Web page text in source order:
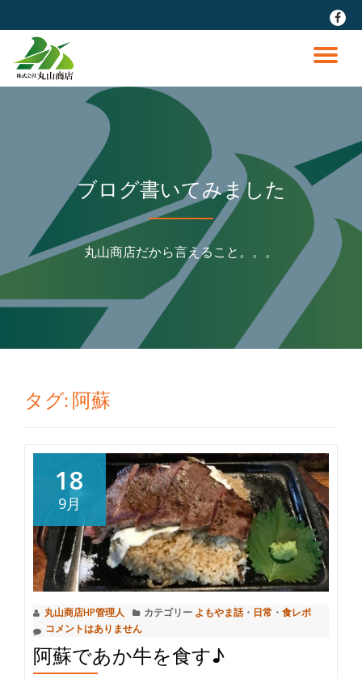
ン
fa-
ナ
ゲ
ー
シ
ョ
替
え
ブログ書いてみました
丸山商店だから言えること。。。
タグ: 阿蘇
18
9月
丸山商店HP管理人 カテゴリー よもやま話・ 日常 ・ 食レポ
コメントはありません
阿蘇であか牛を食す♪